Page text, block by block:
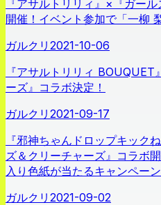
『アサルトリリィ』×『ガー
開催！イベント参加で「一柳
ガルクリ 2021-10-06
『アサルトリリィ
ーズ』コラボ決定！
ガルクリ 2021-09-17
『邪神ちゃんドロップキック
ズ＆クリーチャーズ』コラボ
入り色紙が当たるキャンペーン
ガルクリ 2021-09-02